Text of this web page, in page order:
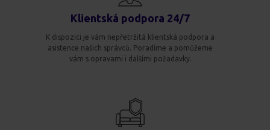
Klientská podpora 24/7
K dispozici je vám nepřetržitá klientská podpora a
asistence našich správců. Poradíme a pomůžeme
vám s opravami i dalšími požadavky.